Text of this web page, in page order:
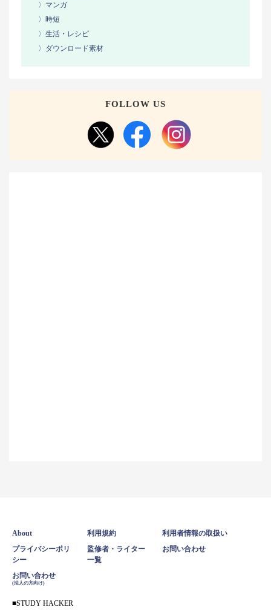
〉マンガ
〉時短
〉生活・レシピ
〉ダウンロード素材
FOLLOW US
About 利用規約 利用者情報の取扱い
プライバシーポリ
シー
監修者・ライター
一覧
お問い合わせ
お問い合わせ
(法人の方向け)
STUDY HACKER